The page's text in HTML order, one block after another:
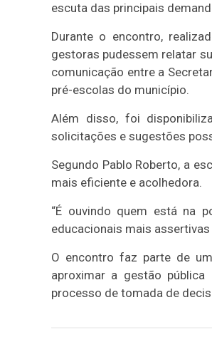
escuta das principais
Durante o encontro,
gestoras pudessem relatar
comunicação entre a
pré-escolas do município.
Além disso, foi
solicitações e sugestões
Segundo Pablo Roberto, a
mais eficiente e acolhedora.
“É ouvindo quem está na
educacionais mais
O encontro faz parte de
aproximar a gestão
processo de tomada de